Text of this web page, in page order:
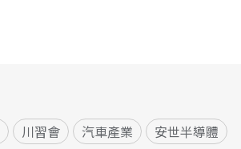
川習會 汽車產業 安世半導體